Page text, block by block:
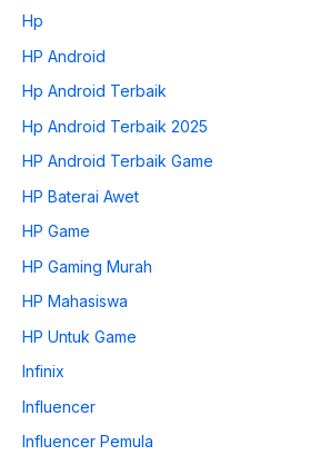
Hp
HP Android
Hp Android Terbaik
Hp Android Terbaik 2025
HP Android Terbaik Game
HP Baterai Awet
HP Game
HP Gaming Murah
HP Mahasiswa
HP Untuk Game
Infinix
Influencer
Influencer Pemula